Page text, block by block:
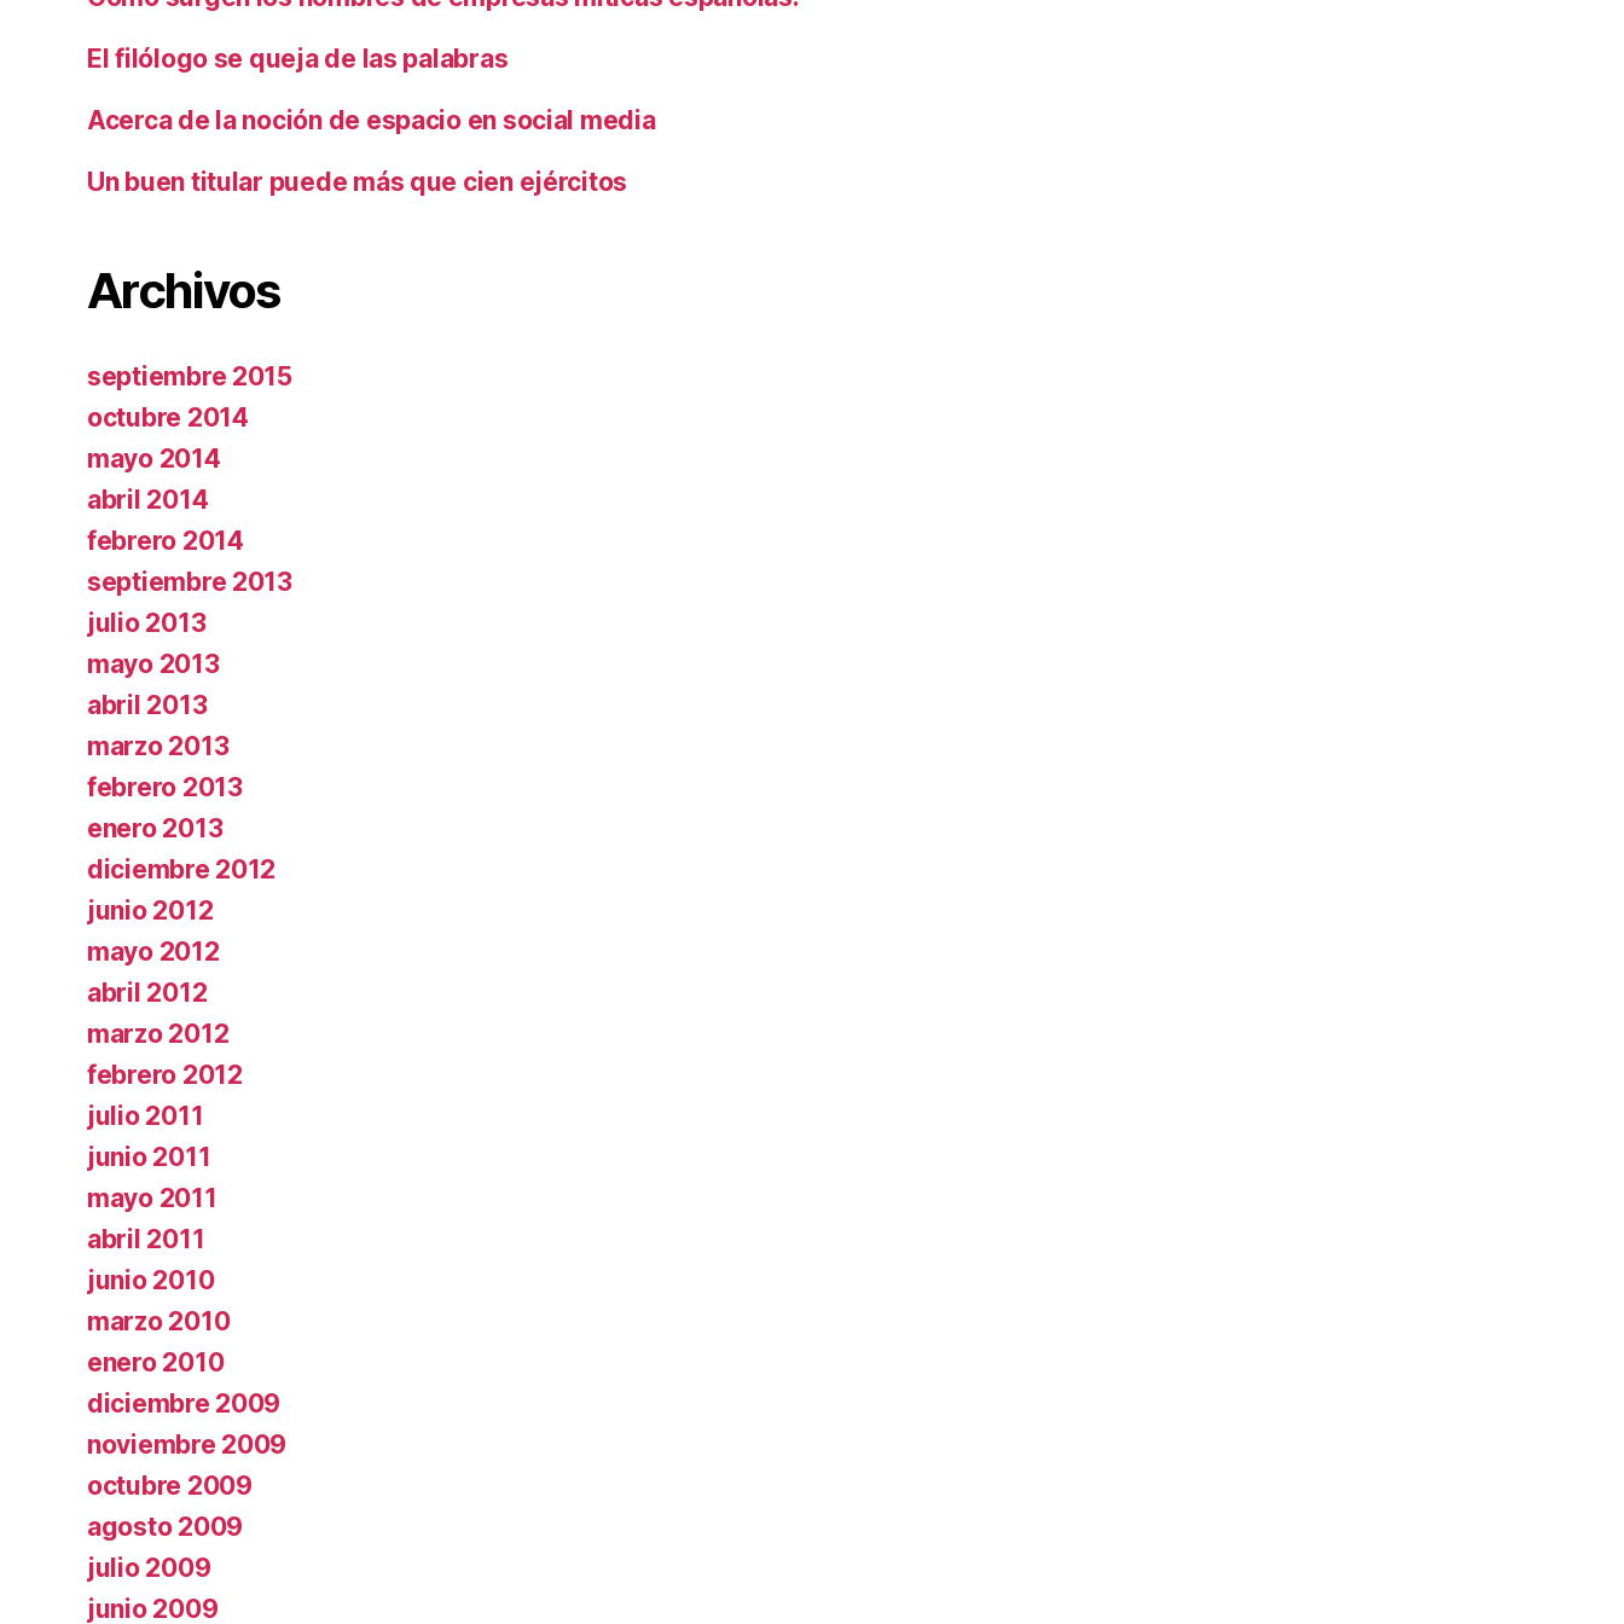
El filólogo se queja de las palabras
Acerca de la noción de espacio en social media
Un buen titular puede más que cien ejércitos
Archivos
septiembre 2015
octubre 2014
mayo 2014
abril 2014
febrero 2014
septiembre 2013
julio 2013
mayo 2013
abril 2013
marzo 2013
febrero 2013
enero 2013
diciembre 2012
junio 2012
mayo 2012
abril 2012
marzo 2012
febrero 2012
julio 2011
junio 2011
mayo 2011
abril 2011
junio 2010
marzo 2010
enero 2010
diciembre 2009
noviembre 2009
octubre 2009
agosto 2009
julio 2009
junio 2009